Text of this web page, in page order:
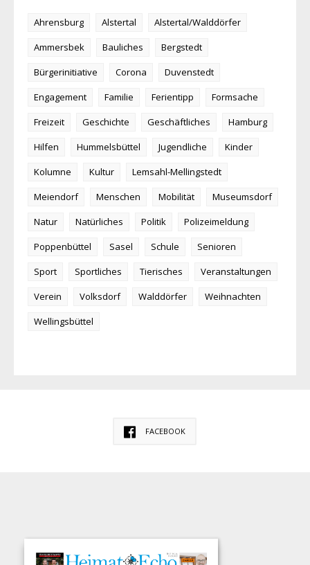
Ahrensburg Alstertal
Alstertal/Walddörfer
Ammersbek
Bauliches
Bergstedt
Bürgerinitiative
Corona
Duvenstedt
Engagement
Familie Ferientipp
Formsache
Freizeit
Geschichte Geschäftliches
Hamburg
Hilfen
Hummelsbüttel Jugendliche
Kinder
Kolumne
Kultur
Lemsahl-Mellingstedt
Meiendorf
Menschen Mobilität
Museumsdorf
Natur
Natürliches Politik
Polizeimeldung
Poppenbüttel
Sasel Schule
Senioren
Sport
Sportliches Tierisches
Veranstaltungen
Verein
Volksdorf Walddörfer
Weihnachten
Wellingsbüttel
FACEBOOK